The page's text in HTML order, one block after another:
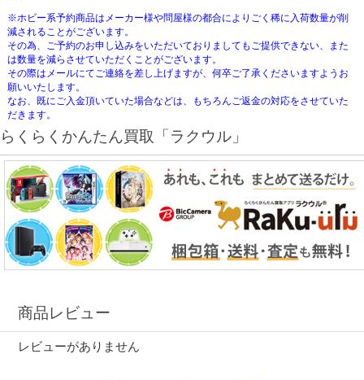
※ホビー系予約商品はメーカー様や問屋様の都合によりごく稀に入荷数量が削
減されることがございます。
その為、ご予約のお申し込みをいただいておりましてもご提供できない、また
は数量を減らさせていただくことがございます。
その際はメールにてご連絡を差し上げますが、何卒ご了承くださいますようお
願いいたします。
なお、既にご入金頂いていた場合などは、もちろんご返金の対応をさせていた
だきます。
らくらくかんたん買取「ラクウル」
商品レビュー
レビューがありません